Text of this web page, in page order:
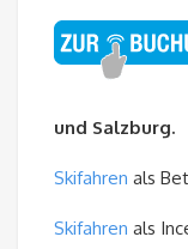
und Salzburg.
Skifahren als
Skifahren als